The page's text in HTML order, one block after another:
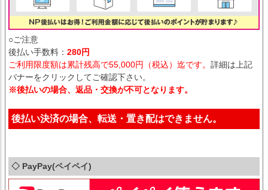
○ご注意
後払い手数料： 280円
ご利用限度額は累計残高で55,000円（税込）迄です。 詳細は上記
バナーをクリックしてご確認下さい。
※後払いの場合、返品・交換が不可となります。
後払い決済の場合、転送・置き配はできません。
◇ PayPay(ペイペイ)